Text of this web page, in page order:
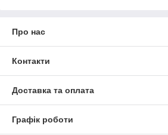
Про нас
Контакти
Доставка та оплата
Графік роботи